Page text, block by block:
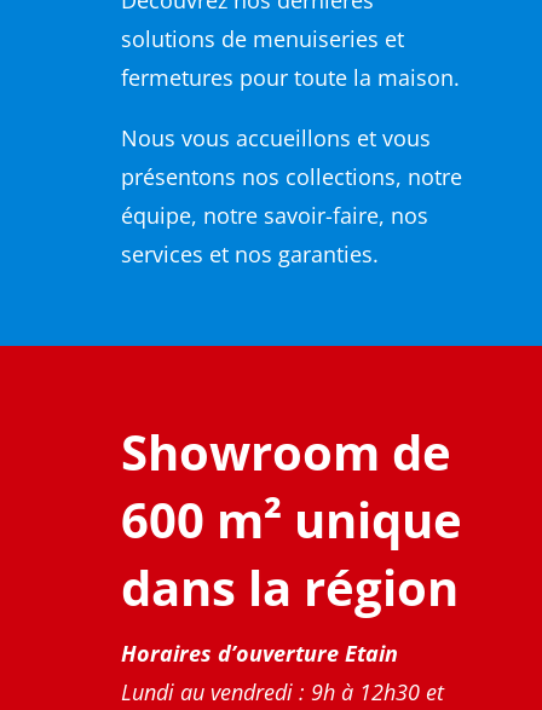
solutions de menuiseries et
fermetures pour toute la maison.
Nous vous accueillons et vous
présentons nos collections, notre
équipe, notre savoir-faire, nos
services et nos garanties.
Showroom de
600 m² unique
dans la région
Horaires d’ouverture Etain
Lundi au vendredi : 9h à 12h30 et